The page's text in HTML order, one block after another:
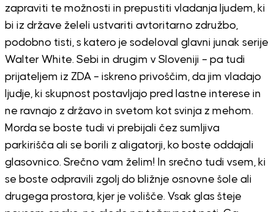
zapraviti te možnosti in prepustiti vladanja ljudem, ki
bi iz države želeli ustvariti avtoritarno združbo,
podobno tisti, s katero je sodeloval glavni junak serije
Walter White. Sebi in drugim v Sloveniji – pa tudi
prijateljem iz ZDA – iskreno privoščim, da jim vladajo
ljudje, ki skupnost postavljajo pred lastne interese in
ne ravnajo z državo in svetom kot svinja z mehom.
Morda se boste tudi vi prebijali čez sumljiva
parkirišča ali se borili z aligatorji, ko boste oddajali
glasovnico. Srečno vam želim! In srečno tudi vsem, ki
se boste odpravili zgolj do bližnje osnovne šole ali
drugega prostora, kjer je volišče. Vsak glas šteje